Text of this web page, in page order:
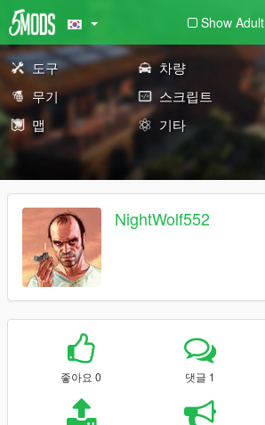
Show Adult
도구 차량
무기
스크립트
맵
기타
NightWolf552
좋아요 0 댓글 1